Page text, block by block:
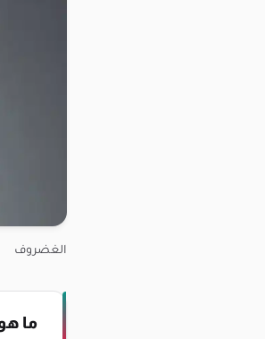
الغضروف
ما